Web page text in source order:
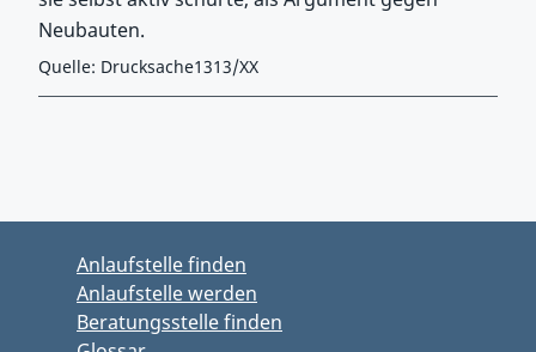
Neubauten.
Quelle: Drucksache1313/XX
Anlaufstelle finden
Anlaufstelle werden
Beratungsstelle finden